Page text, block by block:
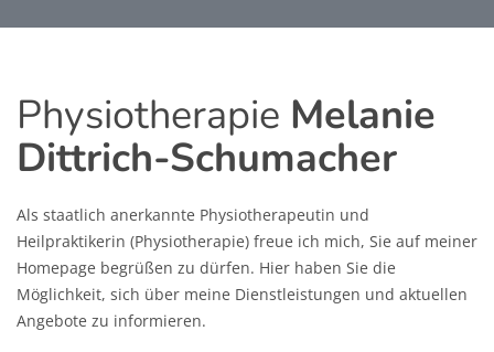
Physiotherapie Melanie
Dittrich-Schumacher
Als staatlich anerkannte Physiotherapeutin und
Heilpraktikerin (Physiotherapie) freue ich mich, Sie auf meiner
Homepage begrüßen zu dürfen. Hier haben Sie die
Möglichkeit, sich über meine Dienstleistungen und aktuellen
Angebote zu informieren.